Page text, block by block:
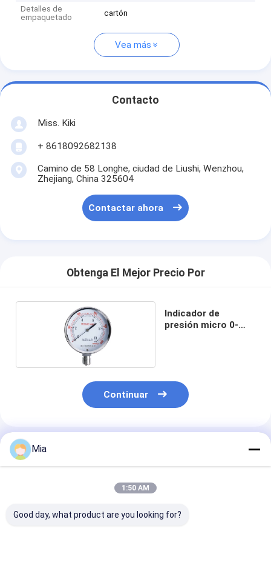
Detalles de
empaquetado
cartón
Vea más
Contacto
Miss. Kiki
+ 8618092682138
Camino de 58 Longhe, ciudad de Liushi, Wenzhou,
Zhejiang, China 325604
Contactar ahora
Obtenga El Mejor Precio Por
Indicador de
presión micro 0-
Continuar
Productos Recomendados
Mia
1:50 AM
Good day, what product are you looking for?